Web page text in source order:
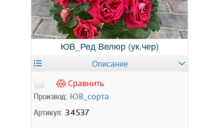
ЮВ_Ред Велюр (ук.чер)
Описание
Сравнить
Производ: ЮВ_сорта
Артикул: 34537